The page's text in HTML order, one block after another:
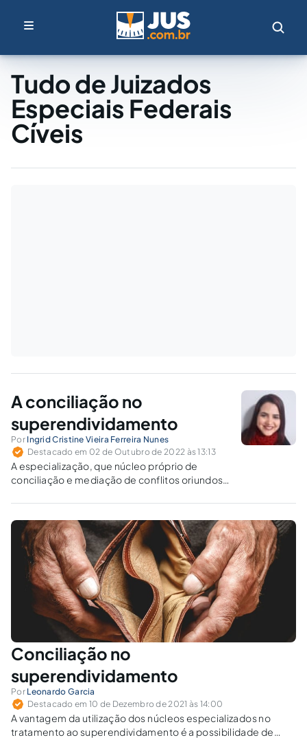
Tudo de Juizados
Especiais Federais
Cíveis
A conciliação no
superendividamento
Por Ingrid Cristine Vieira Ferreira Nunes
Destacado em 02 de Outubro de 2022 às 13:13
A especialização, que núcleo próprio de
conciliação e mediação de conflitos oriundos
favorece a resolução mais adequada e célere
do conflito.
Conciliação no
superendividamento
Por Leonardo Garcia
Destacado em 10 de Dezembro de 2021 às 14:00
A vantagem da utilização dos núcleos especializados no
tratamento ao superendividamento é a possibilidade de